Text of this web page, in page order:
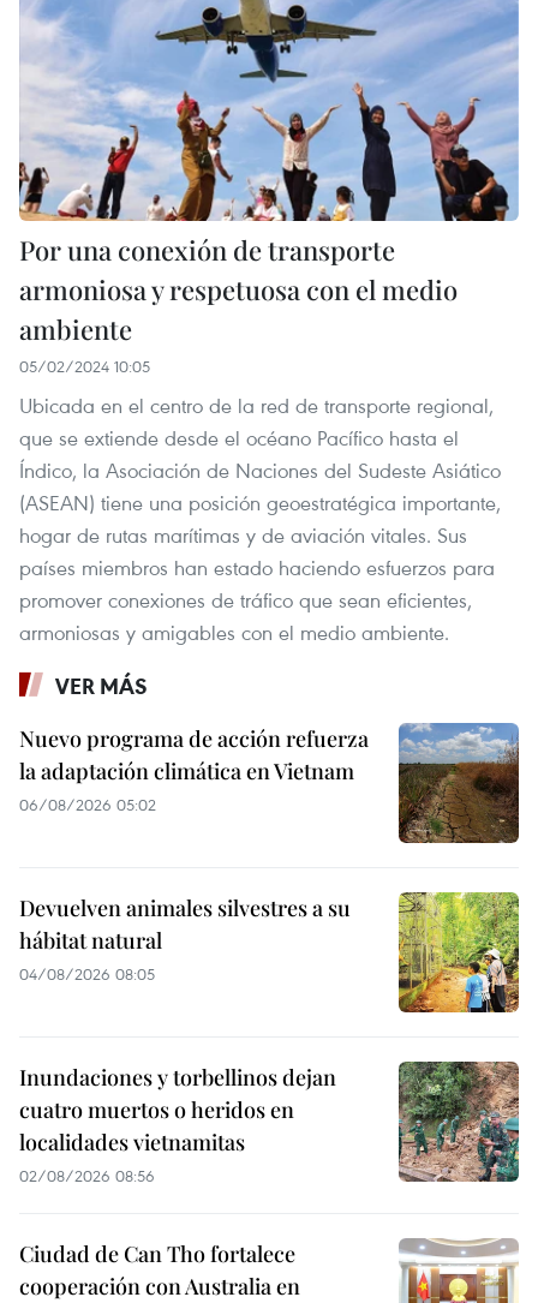
Por una conexión de transporte
armoniosa y respetuosa con el medio
ambiente
05/02/2024 10:05
Ubicada en el centro de la red de transporte regional,
que se extiende desde el océano Pacífico hasta el
Índico, la Asociación de Naciones del Sudeste Asiático
(ASEAN) tiene una posición geoestratégica importante,
hogar de rutas marítimas y de aviación vitales. Sus
países miembros han estado haciendo esfuerzos para
promover conexiones de tráfico que sean eficientes,
armoniosas y amigables con el medio ambiente.
VER MÁS
Nuevo programa de acción refuerza
la adaptación climática en Vietnam
06/08/2026 05:02
Devuelven animales silvestres a su
hábitat natural
04/08/2026 08:05
Inundaciones y torbellinos dejan
cuatro muertos o heridos en
localidades vietnamitas
02/08/2026 08:56
Ciudad de Can Tho fortalece
cooperación con Australia en